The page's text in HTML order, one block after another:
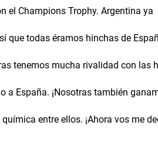
el Champions Trophy. Argentina ya
que todas éramos hinchas de
tenemos mucha rivalidad con las
a España. ¡Nosotras también
entre ellos. ¡Ahora vos me